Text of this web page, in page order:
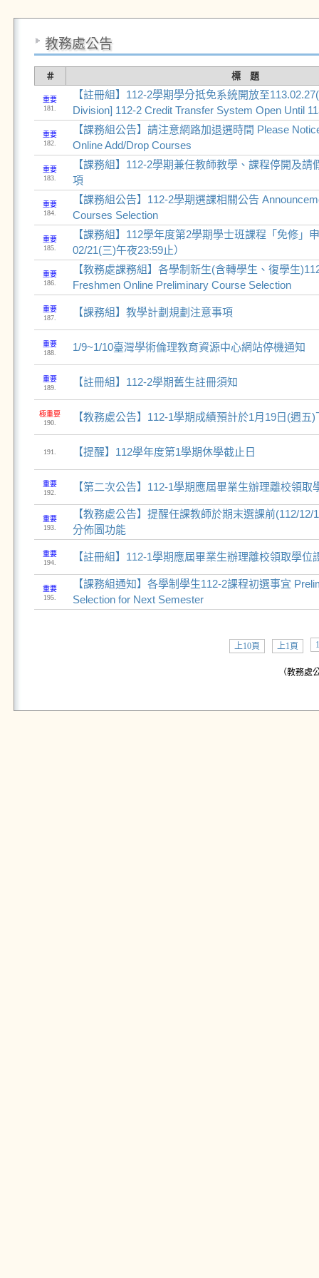
教務處公告
＃ 標 題
重要
181.
【註冊組】112-2學期學分抵免系統開放至
Division] 112-2 Credit Transfer System Open Until
重要
182.
【課務組公告】請注意網路加退選時間 Please
Online Add/Drop Courses
重要
183.
【課務組】112-2學期兼任教師教學、課程停開及請
項
重要
184.
【課務組公告】112-2學期選課相關公告
Courses Selection
重要
185.
【課務組】112學年度第2學期學士班課程「免修」
02/21(三)午夜23:59止）
重要
186.
【教務處課務組】各學制新生(含轉學生、復學生
Freshmen Online Preliminary Course Selection
重要
187.
【課務組】教學計劃規劃注意事項
重要
188.
1/9~1/10臺灣學術倫理教育資源中心網站停機通知
重要
189.
【註冊組】112-2學期舊生註冊須知
極重要
190.
【教務處公告】112-1學期成績預計於1月19日(週五
191. 【提醒】112學年度第1學期休學截止日
重要
192.
【第二次公告】112-1學期應屆畢業生辦理離校領取
重要
193.
【教務處公告】提醒任課教師於期末選課前(112/
分佈圖功能
重要
194.
【註冊組】112-1學期應屆畢業生辦理離校領取學位
重要
195.
【課務組通知】各學制學生112-2課程初選事宜
Selection for Next Semester
上10頁 上1頁
（教務處